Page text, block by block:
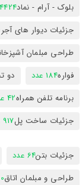
بلوک - آرام - نماد4424 عدد
جزئیات دیوار های
طراحی مبلمان
فواره184 عدد دو
برنامه تلفن همراه42 عدد
جزئیات ساخت پل917 عدد
جزئیات بتن64 عدد
طراحی و مبلمان اتاق